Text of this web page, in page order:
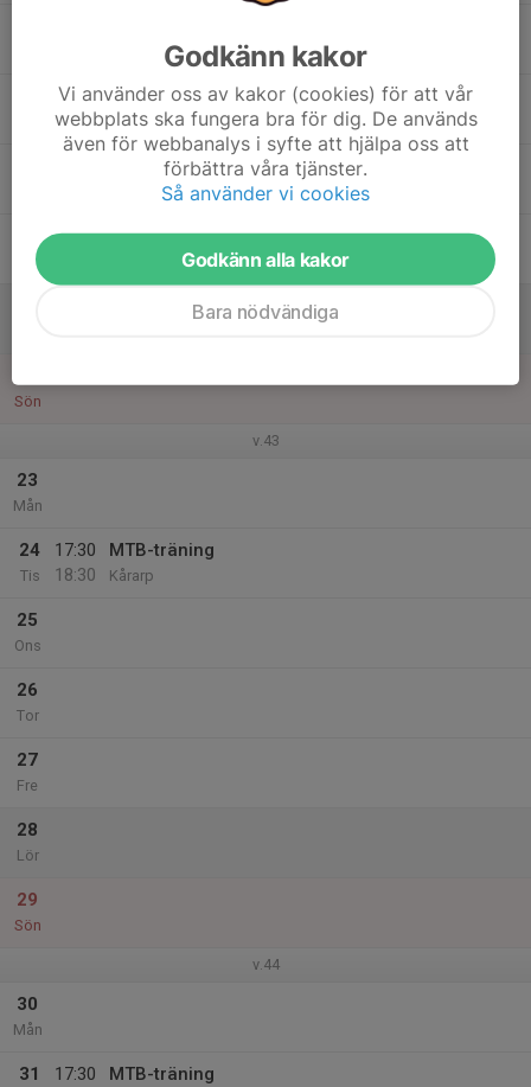
Fre
Sön
v.43
23
Mån
24
Tis
17:30
18:30
MTB-träning
Kårarp
25
Ons
26
Tor
27
Fre
28
Lör
29
Sön
v.44
30
Mån
31
17:30
MTB-träning
Godkänn kakor
Vi använder oss av kakor (cookies) för att vår
webbplats ska fungera bra för dig. De används
även för webbanalys i syfte att hjälpa oss att
förbättra våra tjänster.
Så använder vi cookies
Godkänn alla kakor
Bara nödvändiga